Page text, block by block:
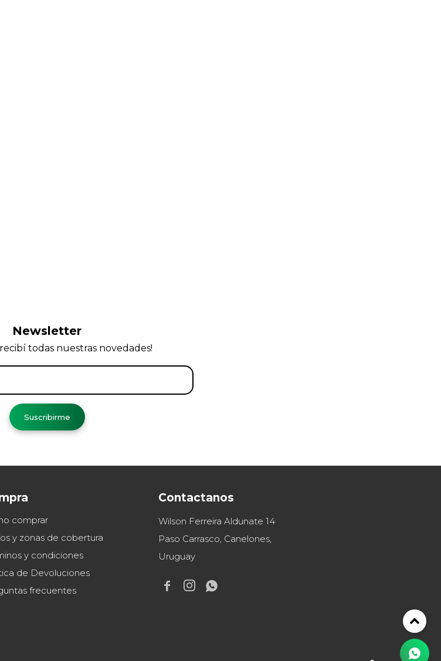
comprar
y zonas de cobertura
y condiciones
de Devoluciones
frecuentes
Contactanos
Wilson Ferreira Aldunate 14
Paso Carrasco, Canelones,
Uruguay
  
Newsletter
todas nuestras novedades!
Suscribirme